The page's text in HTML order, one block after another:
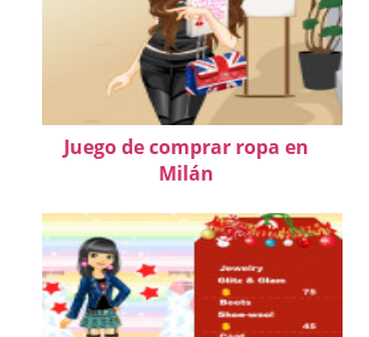
Juego de comprar ropa en
Milán